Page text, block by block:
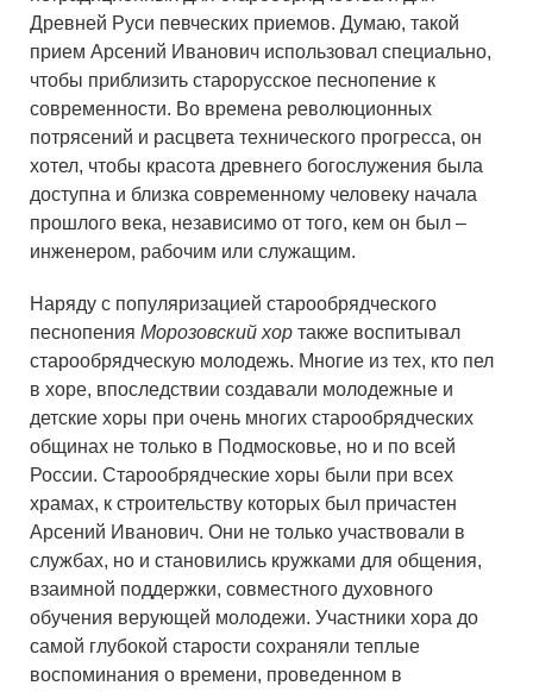
Древней Руси певческих приемов. Думаю, такой
прием Арсений Иванович использовал специально,
чтобы приблизить старорусское песнопение к
современности. Во времена революционных
потрясений и расцвета технического прогресса, он
хотел, чтобы красота древнего богослужения была
доступна и близка современному человеку начала
прошлого века, независимо от того, кем он был –
инженером, рабочим или служащим.
Наряду с популяризацией старообрядческого
песнопения Морозовский хор также воспитывал
старообрядческую молодежь. Многие из тех, кто пел
в хоре, впоследствии создавали молодежные и
детские хоры при очень многих старообрядческих
общинах не только в Подмосковье, но и по всей
России. Старообрядческие хоры были при всех
храмах, к строительству которых был причастен
Арсений Иванович. Они не только участвовали в
службах, но и становились кружками для общения,
взаимной поддержки, совместного духовного
обучения верующей молодежи. Участники хора до
самой глубокой старости сохраняли теплые
воспоминания о времени, проведенном в